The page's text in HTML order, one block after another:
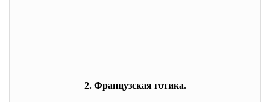
2. Французская готика.